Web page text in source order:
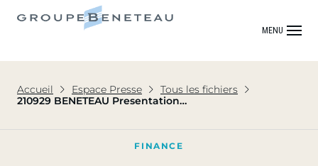
MENU
Accueil Espace Presse
Tous les fichiers
210929 BENETEAU Presentation
FINANCE